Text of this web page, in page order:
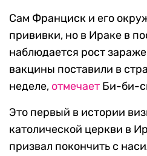
Сам Франциск и его
прививки, но в Ираке в
наблюдается рост
вакцины поставили в
неделе, отмечает Би-би-
Это первый в истории
католической церкви в
призвал покончить с